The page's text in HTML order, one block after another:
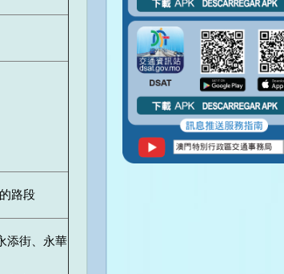
路段
添街、永華
請勿在車廂內飲食。
請保持車廂清潔。
上落車之前記得留意
路面情況。